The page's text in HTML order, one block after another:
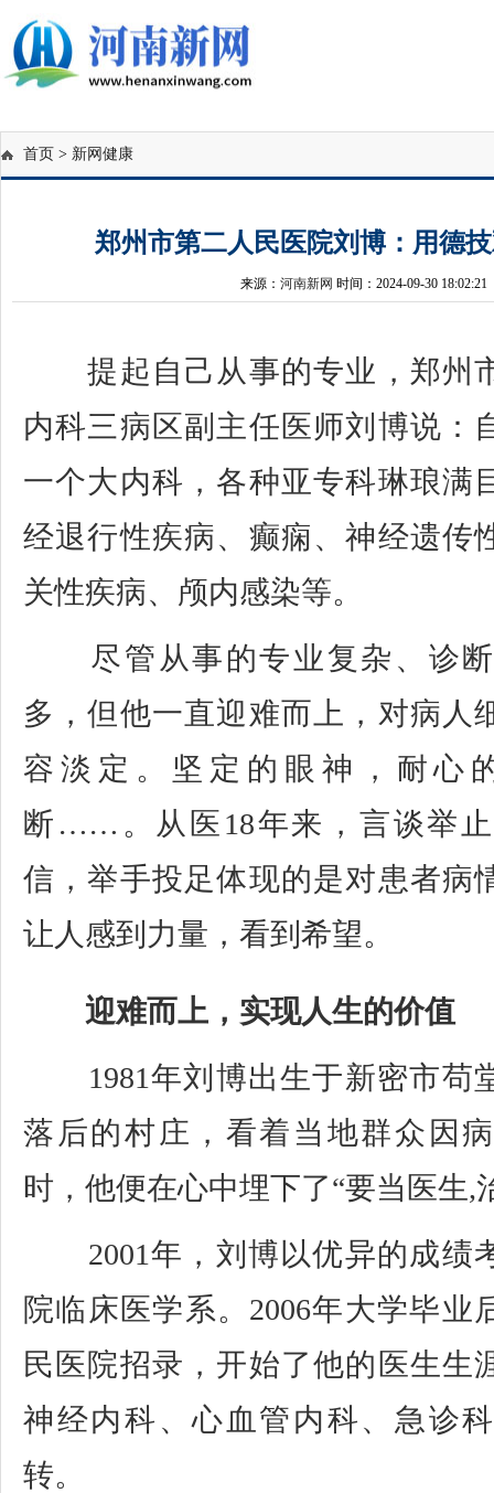
首页 > 新网健康
郑州市第二人民医院刘博：用德
来源： 河南新网 时间：2024-09-30 18:02:21
提起自己从事的专业，郑州
内科三病区副主任医师刘博说：
一个大内科，各种亚专科琳琅满
经退行性疾病、癫痫、神经遗传
关性疾病、颅内感染等。
尽管从事的专业复杂、诊断
多，但他一直迎难而上，对病人
容淡定。坚定的眼神，耐心
断……。从医18年来，言谈举
信，举手投足体现的是对患者病
让人感到力量，看到希望。
迎难而上，实现人生的价值
1981年刘博出生于新密市苟
落后的村庄，看着当地群众因
时，他便在心中埋下了“要当医生,
2001年，刘博以优异的成绩
院临床医学系。2006年大学毕业
民医院招录，开始了他的医生生
神经内科、心血管内科、急诊
转。